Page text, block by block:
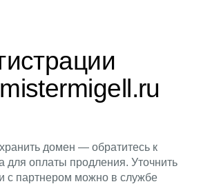
домен — обратитесь к
для оплаты продления. Уточнить
с партнером можно в службе